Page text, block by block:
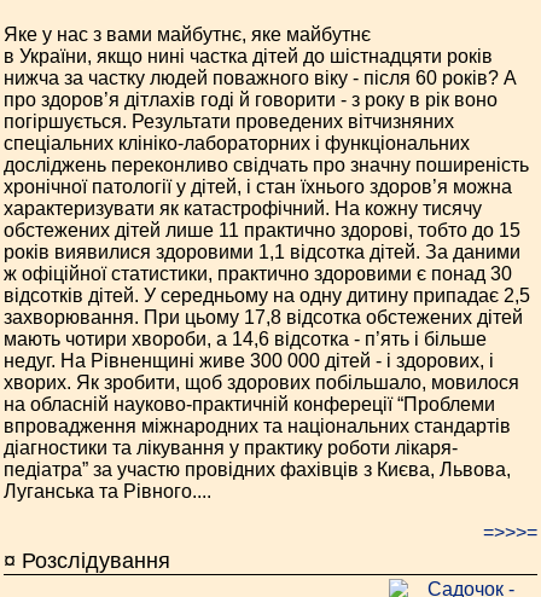
Яке у нас з вами майбутнє, яке майбутнє
в України, якщо нині частка дітей до шістнадцяти років
нижча за частку людей поважного віку - після 60 років? А
про здоров’я дітлахів годі й говорити - з року в рік воно
погіршується. Результати проведених вітчизняних
спеціальних клініко-лабораторних і функціональних
досліджень переконливо свідчать про значну поширеність
хронічної патології у дітей, і стан їхнього здоров’я можна
характеризувати як катастрофічний. На кожну тисячу
обстежених дітей лише 11 практично здорові, тобто до 15
років виявилися здоровими 1,1 відсотка дітей. За даними
ж офіційної статистики, практично здоровими є понад 30
відсотків дітей. У середньому на одну дитину припадає 2,5
захворювання. При цьому 17,8 відсотка обстежених дітей
мають чотири хвороби, а 14,6 відсотка - п’ять і більше
недуг. На Рівненщині живе 300 000 дітей - і здорових, і
хворих. Як зробити, щоб здорових побільшало, мовилося
на обласній науково-практичній конфереції “Проблеми
впровадження міжнародних та національних стандартів
діагностики та лікування у практику роботи лікаря-
педіатра” за участю провідних фахівців з Києва, Львова,
Луганська та Рівного....
=>>>=
¤ Розслідування